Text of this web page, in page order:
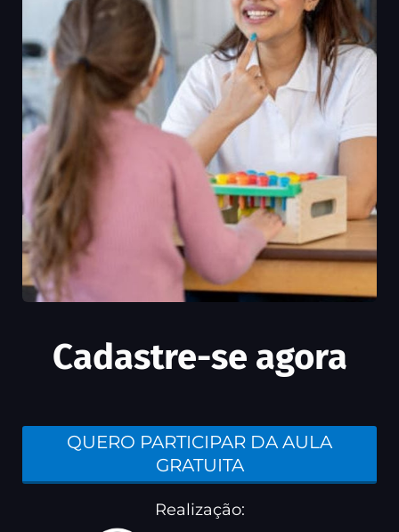
Cadastre-se agora
QUERO PARTICIPAR DA AULA
GRATUITA
Realização: